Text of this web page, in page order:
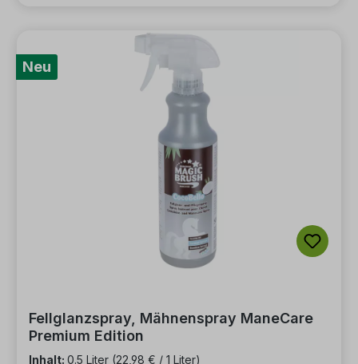
Neu
Fellglanzspray, Mähnenspray ManeCare
Premium Edition
Inhalt: 0.5 Liter (22,98 € / 1 Liter)